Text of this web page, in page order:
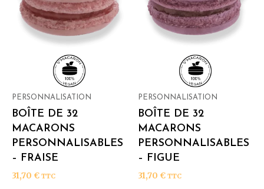
PERSONNALISATION
BOÎTE DE 32
MACARONS
PERSONNALISABLES
– FRAISE
31,70 € TTC
PERSONNALISATION
BOÎTE DE 32
MACARONS
PERSONNALISABLES
– FIGUE
31,70 € TTC